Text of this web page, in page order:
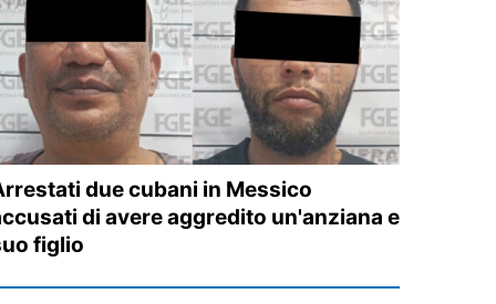
due cubani in Messico
di avere aggredito un'anziana e
figlio